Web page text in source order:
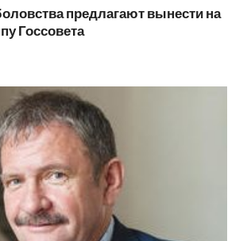
предлагают вынести на
Госсовета